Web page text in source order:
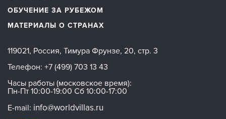
ОБУЧЕНИЕ ЗА РУБЕЖОМ
МАТЕРИАЛЫ О СТРАНАХ
119021, Россия, Тимура Фрунзе, 20, стр. 3
Телефон: +7 (499) 703 13 43
Часы работы (московское время):
Пн-Пт 10:00-19:00 Сб 10:00-17:00
E-mail: info@worldvillas.ru